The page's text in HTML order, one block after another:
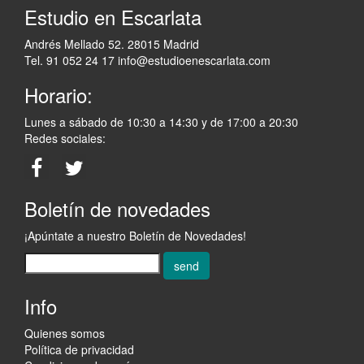
Estudio en Escarlata
Andrés Mellado 52. 28015 Madrid
Tel. 91 052 24 17 info@estudioenescarlata.com
Horario:
Lunes a sábado de 10:30 a 14:30 y de 17:00 a 20:30
Redes sociales:
Boletín de novedades
¡Apúntate a nuestro Boletín de Novedades!
send
Info
Quienes somos
Política de privacidad